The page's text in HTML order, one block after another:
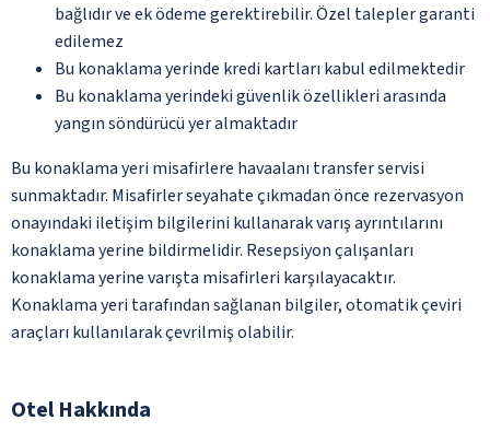
bağlıdır ve ek ödeme gerektirebilir. Özel talepler garanti
edilemez
Bu konaklama yerinde kredi kartları kabul edilmektedir
Bu konaklama yerindeki güvenlik özellikleri arasında
yangın söndürücü yer almaktadır
Bu konaklama yeri misafirlere havaalanı transfer servisi
sunmaktadır. Misafirler seyahate çıkmadan önce rezervasyon
onayındaki iletişim bilgilerini kullanarak varış ayrıntılarını
konaklama yerine bildirmelidir. Resepsiyon çalışanları
konaklama yerine varışta misafirleri karşılayacaktır.
Konaklama yeri tarafından sağlanan bilgiler, otomatik çeviri
araçları kullanılarak çevrilmiş olabilir.
Otel Hakkında